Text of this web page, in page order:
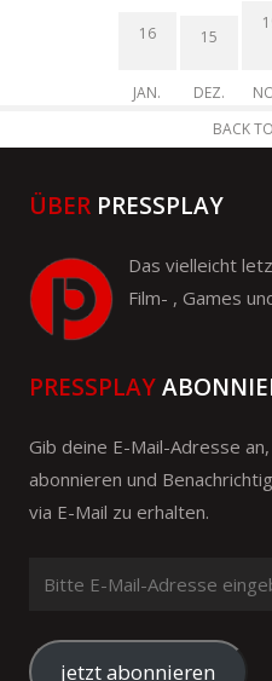
16
JAN.
15
DEZ.
BACK
ÜBER PRESSPLAY
Das vielleicht
Film- , Games
PRESSPLAY
Gib deine E-Mail-Adresse
abonnieren und
via E-Mail zu erhalten.
Mail-
Adressejetzt abonnieren